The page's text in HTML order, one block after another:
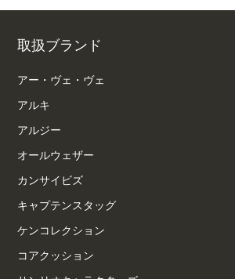
取扱ブランド
アー・ヴェ・ヴェ
アルキ
アルジー
オールウェザー
カンサイビズ
キャプテンスタッグ
ケンコレクション
コアクッション